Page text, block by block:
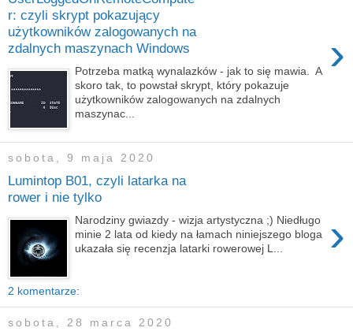
r: czyli skrypt pokazujący
użytkowników zalogowanych na
zdalnych maszynach Windows
›
Potrzeba matką wynalazków - jak to się mawia. A
skoro tak, to powstał skrypt, który pokazuje
użytkowników zalogowanych na zdalnych
maszynac...
sobota, 9 maja 2020
Lumintop B01, czyli latarka na
rower i nie tylko
›
Narodziny gwiazdy - wizja artystyczna ;) Niedługo
minie 2 lata od kiedy na łamach niniejszego bloga
ukazała się recenzja latarki rowerowej L...
2 komentarze:
sobota, 28 marca 2020